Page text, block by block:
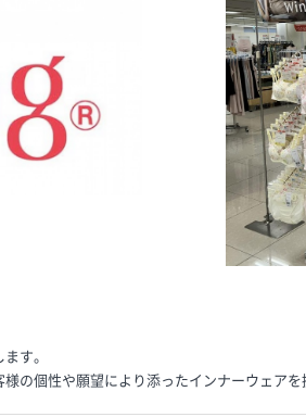
す。
の個性や願望により添ったインナーウェアを